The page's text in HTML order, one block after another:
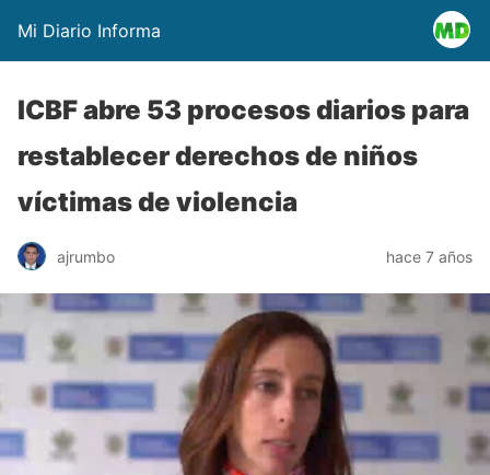
Mi Diario Informa
ICBF abre 53 procesos diarios para
restablecer derechos de niños
víctimas de violencia
ajrumbo hace 7 años